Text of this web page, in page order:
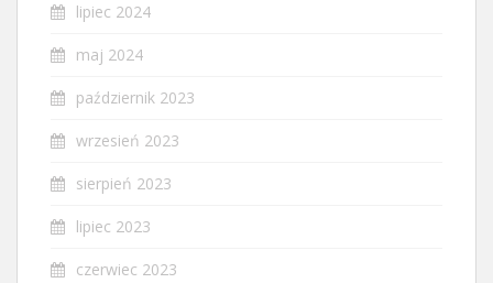
lipiec 2024
maj 2024
październik 2023
wrzesień 2023
sierpień 2023
lipiec 2023
czerwiec 2023